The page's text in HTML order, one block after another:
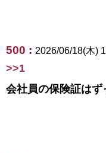
500 : 2026/06/18(木)
>>1
会社員の保険証はず